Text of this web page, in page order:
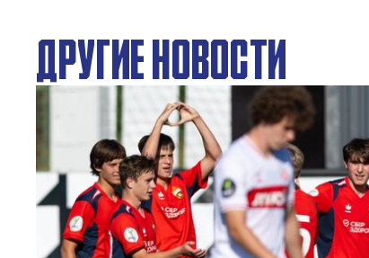
ДРУГИЕ НОВОСТИ